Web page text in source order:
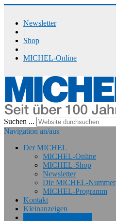
Newsletter
|
Shop
|
MICHEL-Online
Suchen ...
Navigation an/aus
Der MICHEL
MICHEL-Online
MICHEL-Shop
Newsletter
Die MICHEL-Nummer
MICHEL-Programm
Kontakt
Kleinanzeigen